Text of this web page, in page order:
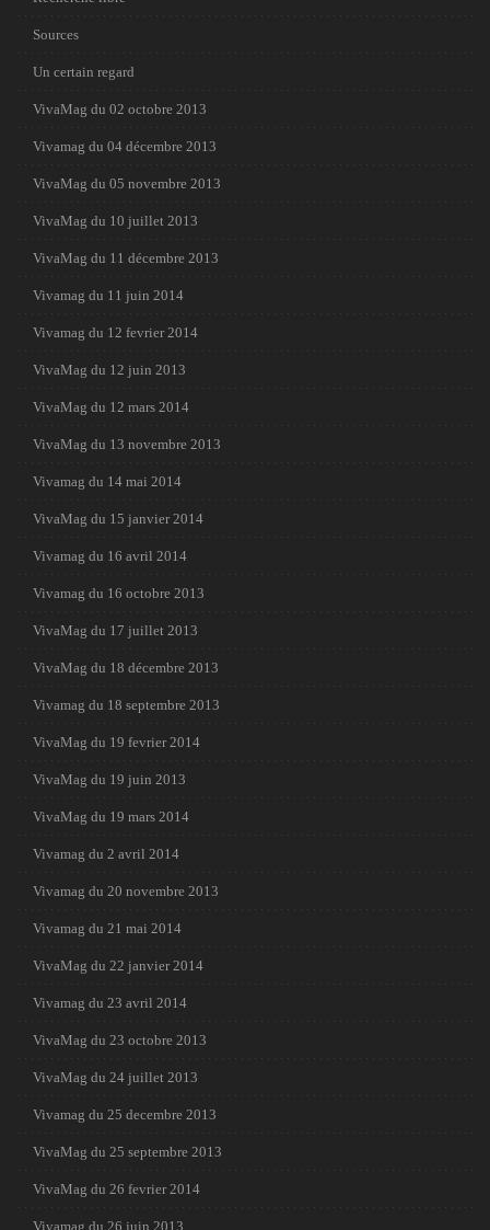
Sources
Un certain regard
VivaMag du 02 octobre 2013
Vivamag du 04 décembre 2013
VivaMag du 05 novembre 2013
VivaMag du 10 juillet 2013
VivaMag du 11 décembre 2013
Vivamag du 11 juin 2014
Vivamag du 12 fevrier 2014
VivaMag du 12 juin 2013
VivaMag du 12 mars 2014
VivaMag du 13 novembre 2013
Vivamag du 14 mai 2014
VivaMag du 15 janvier 2014
Vivamag du 16 avril 2014
Vivamag du 16 octobre 2013
VivaMag du 17 juillet 2013
VivaMag du 18 décembre 2013
Vivamag du 18 septembre 2013
VivaMag du 19 fevrier 2014
VivaMag du 19 juin 2013
VivaMag du 19 mars 2014
Vivamag du 2 avril 2014
Vivamag du 20 novembre 2013
Vivamag du 21 mai 2014
VivaMag du 22 janvier 2014
Vivamag du 23 avril 2014
VivaMag du 23 octobre 2013
VivaMag du 24 juillet 2013
Vivamag du 25 decembre 2013
VivaMag du 25 septembre 2013
VivaMag du 26 fevrier 2014
Vivamag du 26 juin 2013